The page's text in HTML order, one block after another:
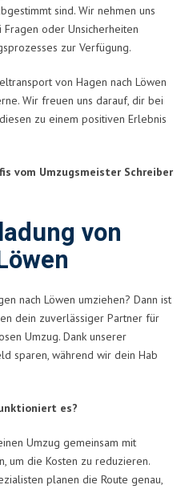
sind. Wir nehmen uns
oder Unsicherheiten
zur Verfügung.
von Hagen nach Löwen
Wir freuen uns darauf, dir bei
zu einem positiven Erlebnis
vom Umzugsmeister Schreiber
von
nach Löwen umziehen? Dann ist
dein zuverlässiger Partner für
Umzug. Dank unserer
sparen, während wir dein Hab
es?
Umzug gemeinsam mit
um die Kosten zu reduzieren.
planen die Route genau,